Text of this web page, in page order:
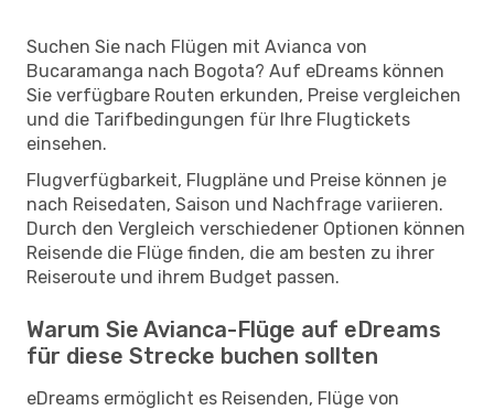
Suchen Sie nach Flügen mit Avianca von
Bucaramanga nach Bogota? Auf eDreams können
Sie verfügbare Routen erkunden, Preise vergleichen
und die Tarifbedingungen für Ihre Flugtickets
einsehen.
Flugverfügbarkeit, Flugpläne und Preise können je
nach Reisedaten, Saison und Nachfrage variieren.
Durch den Vergleich verschiedener Optionen können
Reisende die Flüge finden, die am besten zu ihrer
Reiseroute und ihrem Budget passen.
Warum Sie Avianca-Flüge auf eDreams
für diese Strecke buchen sollten
eDreams ermöglicht es Reisenden, Flüge von